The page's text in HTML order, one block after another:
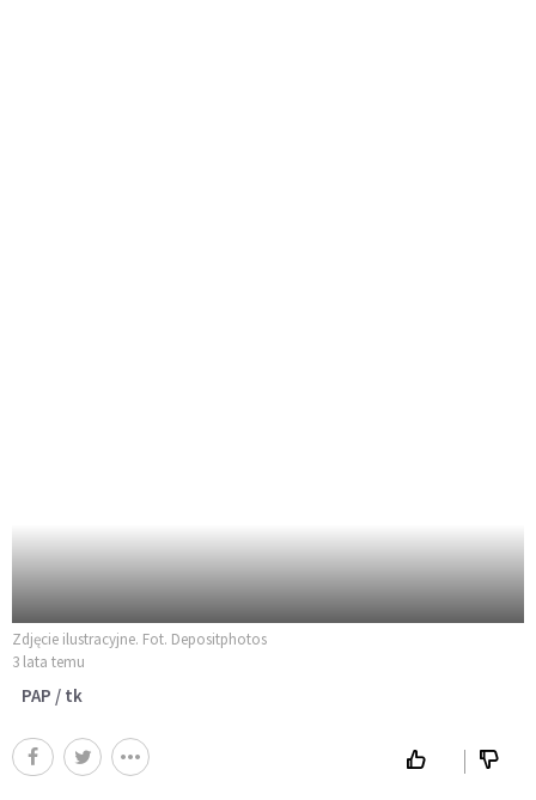
Zdjęcie ilustracyjne. Fot. Depositphotos
3 lata temu
PAP / tk